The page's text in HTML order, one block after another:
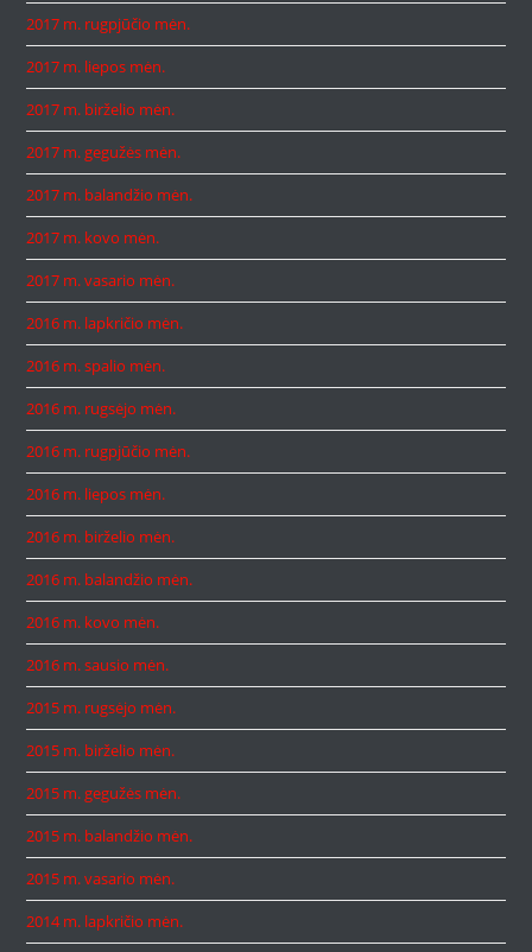
2017 m. rugpjūčio mėn.
2017 m. liepos mėn.
2017 m. birželio mėn.
2017 m. gegužės mėn.
2017 m. balandžio mėn.
2017 m. kovo mėn.
2017 m. vasario mėn.
2016 m. lapkričio mėn.
2016 m. spalio mėn.
2016 m. rugsėjo mėn.
2016 m. rugpjūčio mėn.
2016 m. liepos mėn.
2016 m. birželio mėn.
2016 m. balandžio mėn.
2016 m. kovo mėn.
2016 m. sausio mėn.
2015 m. rugsėjo mėn.
2015 m. birželio mėn.
2015 m. gegužės mėn.
2015 m. balandžio mėn.
2015 m. vasario mėn.
2014 m. lapkričio mėn.